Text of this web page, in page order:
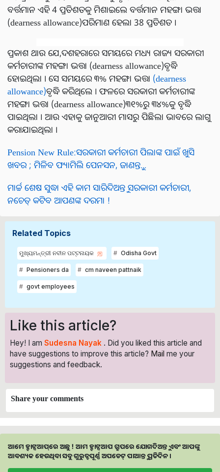
ବର୍ତ୍ତମାନ ଏହି 4 ପ୍ରତିଶତକୁ ମିଶାଇଲେ ବର୍ତ୍ତମାନ ମହଙ୍ଗା ଭତ୍ତା
(dearness allowance)ପରିମାଣ ହେଲା 38 ପ୍ରତିଶତ ।
ପ୍ରକାଶ ଥାଉ ଯେ,ଦଶହରାରେ ସମୟରେ ମଧ୍ୟ ରାଜ୍ୟ ସରକାରୀ
କର୍ମଚାରୀଙ୍କ ମହଙ୍ଗା ଭତ୍ତା (dearness allowance)ବୃଦ୍ଧି
ହୋଇଥିଲା । ସେ ସମୟରେ ୩% ମହଙ୍ଗା ଭତ୍ତା (dearness
allowance)ବୃଦ୍ଧି କରିଥିଲେ । ଫଳରେ ସରକାରୀ କର୍ମଚାରୀଙ୍କ
ମହଙ୍ଗା ଭତ୍ତା (dearness allowance)୩୧%ରୁ ୩୪%କୁ ବୃଦ୍ଧି
ପାଇଥିଲା । ଆଉ ଏହାକୁ ଜାନୁଆରୀ ମାସରୁ ପିଛିଲା ଭାବରେ ଲାଗୁ
କରାଯାଇଥିଲା ।
Pension New Rule:ସରକାରୀ କର୍ମଚାରୀ ପିଲାଙ୍କ ପାଇଁ ଖୁସି
ଖବର ; ମିଳିବ ଫ୍ୟାମିଲି ପେନସନ, ଜାଣନ୍ତୁ...
ମାର୍ଚ୍ଚ ଶେଷ ସୁଦ୍ଧା ଏହି କାମ ସାରିଦିଅନ୍ତୁ ସରକାରୀ କର୍ମଚାରୀ,
ନଚେତ୍ କଟିବ ଆପଣଙ୍କ ଦରମା !
Related Topics
ମୁଖ୍ୟମନ୍ତ୍ରୀ ନବୀନ ପଟ୍ଟନାୟକ Odisha Govt
Pensioners da cm naveen pattnaik
govt employees
Like this article?
Hey! I am Sudesna Nayak . Did you liked this article and
have suggestions to improve this article? Mail me your
suggestions and feedback.
Share your comments
ଆମେ ହ୍ବାଟ୍ସଆପ୍‌ରେ ଅଛୁ ! ଆମ ହ୍ବାଟ୍ସଆପ ଗ୍ରୁପରେ ଯୋଗଦିଅନ୍ତୁ ଏବଂ ଆପଙ୍କୁ
ଆବଶ୍ୟକ ହେଉଥିବା ସବୁ ଗୁରୁତ୍ବପୂର୍ଣ୍ଣ ଅପଡେଟ୍‌ ପାଆନ୍ତୁ ପ୍ରତିଦିନ ।